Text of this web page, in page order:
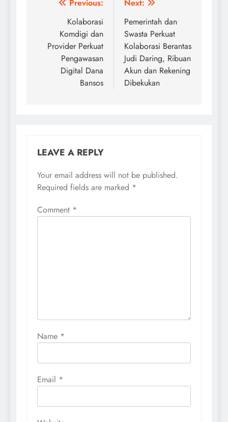
Post
navigation
Previous:
Kolaborasi
Komdigi dan
Provider Perkuat
Pengawasan
Digital Dana
Bansos
Next:
Pemerintah dan
Swasta Perkuat
Kolaborasi Berantas
Judi Daring, Ribuan
Akun dan Rekening
Dibekukan
LEAVE A REPLY
Your email address will not be published.
Required fields are marked *
Comment *
Name *
Email *